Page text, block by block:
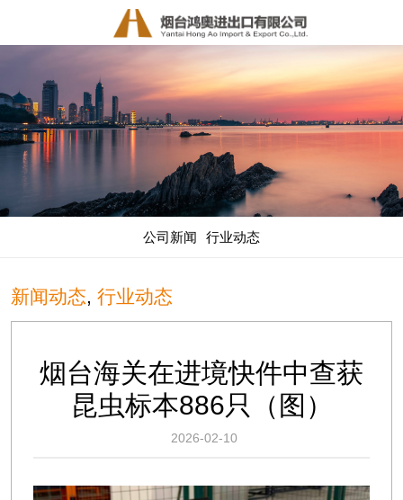
公司新闻 行业动态
新闻动态 行业动态
烟台海关在进境快件中查获
昆虫标本886只（图）
2026-02-10